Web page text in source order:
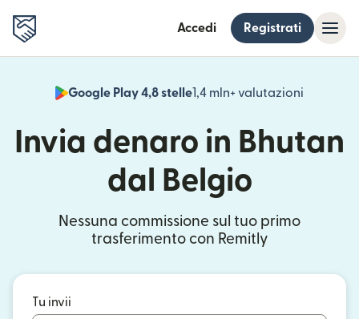
Accedi Registrati
Google Play 4,8 stelle1,4 mln+ valutazioni
Invia denaro in Bhutan
dal Belgio
Nessuna commissione sul tuo primo
trasferimento con Remitly
Tu invii